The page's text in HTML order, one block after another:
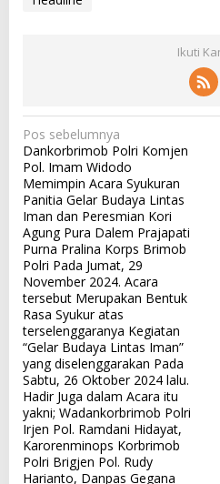
Ikuti
N
a
v
i
g
a
s
i
p
o
s
Pos sebelumnya
Dankorbrimob Polri Komjen
Pol. Imam Widodo
Memimpin Acara Syukuran
Panitia Gelar Budaya Lintas
Iman dan Peresmian Kori
Agung Pura Dalem Prajapati
Purna Pralina Korps Brimob
Polri Pada Jumat, 29
November 2024. Acara
tersebut Merupakan Bentuk
Rasa Syukur atas
terselenggaranya Kegiatan
“Gelar Budaya Lintas Iman”
yang diselenggarakan Pada
Sabtu, 26 Oktober 2024 lalu.
Hadir Juga dalam Acara itu
yakni; Wadankorbrimob Polri
Irjen Pol. Ramdani Hidayat,
Karorenminops Korbrimob
Polri Brigjen Pol. Rudy
Harianto, Danpas Gegana